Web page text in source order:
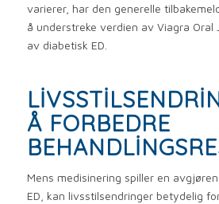
varierer, har den generelle
å understreke verdien av Viagra Oral
av diabetisk ED.
Å FORBEDRE
Mens medisinering spiller en
ED, kan livsstilsendringer betydelig